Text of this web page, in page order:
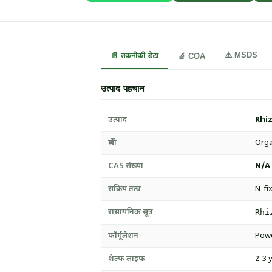
📄 तकनीकी डेटा 🔬 COA ⚠️ MSDS
उत्पाद पहचान
उत्पाद
श्रेणी
CAS संख्या N/
सक्रिय तत्व N-
रासायनिक सूत्र
फॉर्मूलेशन
शेल्फ लाइफ 2-3